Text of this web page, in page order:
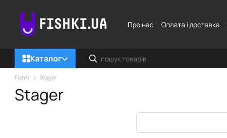
Про нас
Оплата і доставка
Каталог
Fishki Stager
Stager